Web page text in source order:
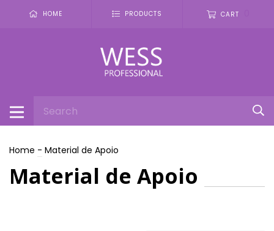
HOME PRODUCTS CART
Home - Material de Apoio
Material de Apoio